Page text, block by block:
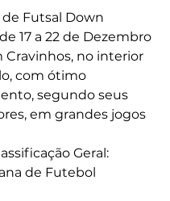
de Futsal Down
17 a 22 de Dezembro
Cravinhos, no interior
com ótimo
segundo seus
em grandes jogos
Geral:
de Futebol